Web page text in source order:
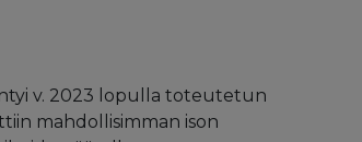
v. 2023 lopulla toteutetun
mahdollisimman ison